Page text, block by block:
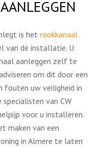
is hetrookkanaal
van de installatie. U
aanleggen zelf te
om dit door een
fouten uw veiligheid in
specialisten van CW
voor u installeren.
maken van een
in Almere te laten